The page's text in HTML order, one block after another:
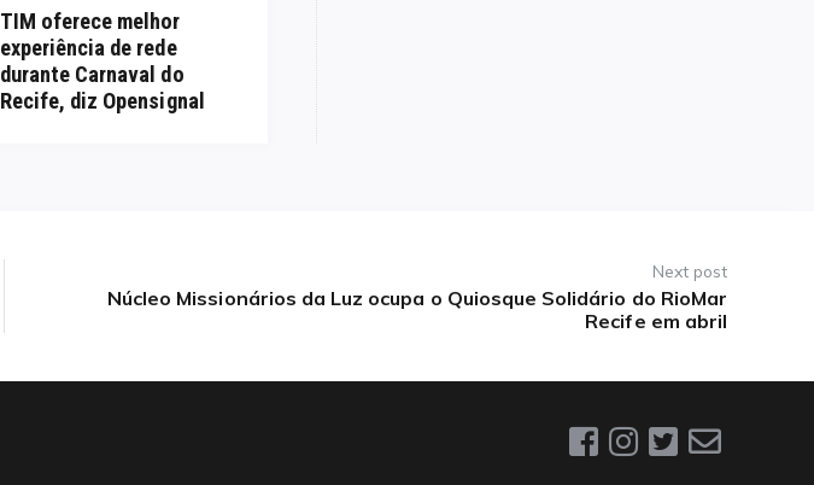
TIM oferece melhor
experiência de rede
durante Carnaval do
Recife, diz Opensignal
Next post
Núcleo Missionários da Luz ocupa o Quiosque Solidário do RioMar
Recife em abril